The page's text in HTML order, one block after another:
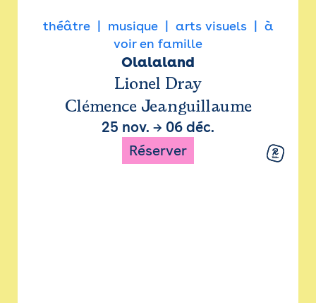
théâtre musique arts visuels
à
voir en famille
Olalaland
Lionel Dray
Clémence Jeanguillaume
25 nov. → 06 déc.
Réserver